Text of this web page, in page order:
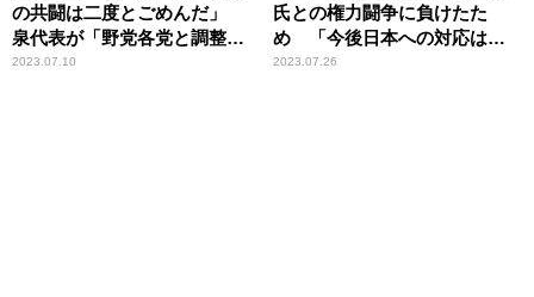
の共闘は二度とごめんだ」
泉代表が「野党各党と調整を
行う方針」を示すも
2023.07.10
氏との権力闘争に負けたた
め 「今後日本への対応は厳
しくなる」 高橋洋一が解説
2023.07.26